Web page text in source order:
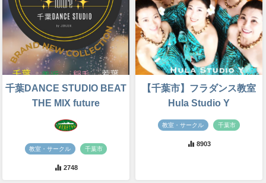
千葉DANCE STUDIO BEAT
THE MIX future
教室・サークル 千葉市
2748
【千葉市】フラダンス教室
Hula Studio Y
教室・サークル 千葉市
8903